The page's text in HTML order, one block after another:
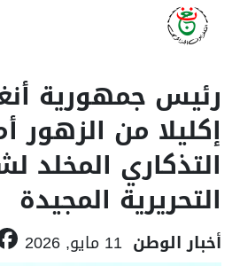
رئيس جمهورية
إكليلا من الزهور
التذكاري المخلد
التحريرية المجيدة
أخبار الوطن 11 مايو, 2026